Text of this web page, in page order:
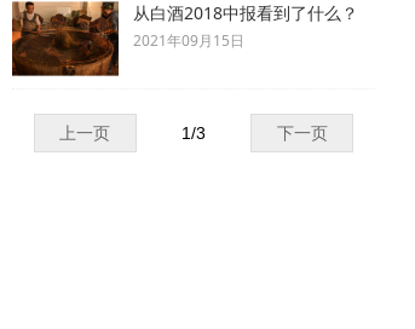
从白酒2018中报看到了什么？
2021年09月15日
上一页 下一页
1/3